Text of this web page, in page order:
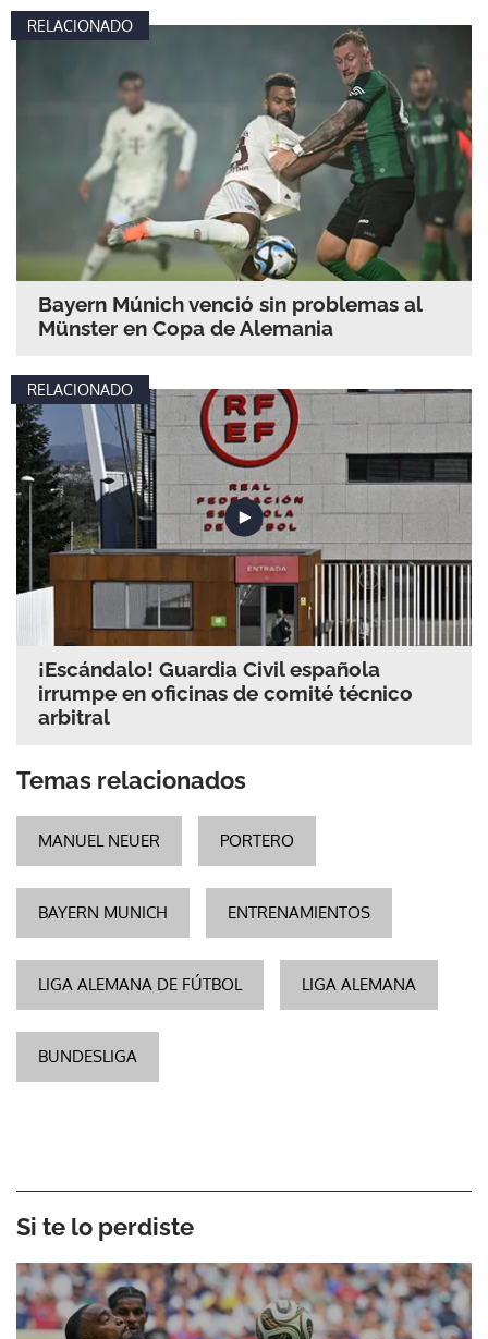
RELACIONADO
Bayern Múnich venció sin problemas al
Münster en Copa de Alemania
RELACIONADO
¡Escándalo! Guardia Civil española
irrumpe en oficinas de comité técnico
arbitral
Temas relacionados
MANUEL NEUER PORTERO
BAYERN MUNICH ENTRENAMIENTOS
LIGA ALEMANA DE FÚTBOL LIGA ALEMANA
BUNDESLIGA
Si te lo perdiste